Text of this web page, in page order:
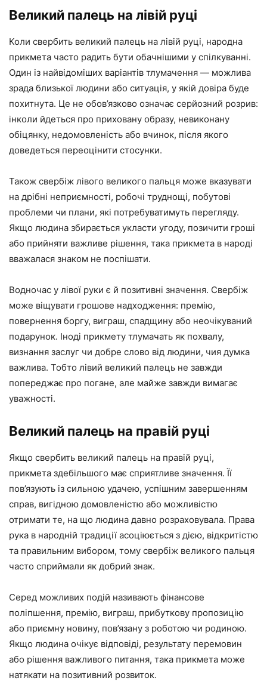
Великий палець на лівій руці
Коли свербить великий палець на лівій руці, народна
прикмета часто радить бути обачнішими у спілкуванні.
Один із найвідоміших варіантів тлумачення — можлива
зрада близької людини або ситуація, у якій довіра буде
похитнута. Це не обов’язково означає серйозний розрив:
інколи йдеться про приховану образу, невиконану
обіцянку, недомовленість або вчинок, після якого
доведеться переоцінити стосунки.
Також свербіж лівого великого пальця може вказувати
на дрібні неприємності, робочі труднощі, побутові
проблеми чи плани, які потребуватимуть перегляду.
Якщо людина збирається укласти угоду, позичити гроші
або прийняти важливе рішення, така прикмета в народі
вважалася знаком не поспішати.
Водночас у лівої руки є й позитивні значення. Свербіж
може віщувати грошове надходження: премію,
повернення боргу, виграш, спадщину або неочікуваний
подарунок. Іноді прикмету тлумачать як похвалу,
визнання заслуг чи добре слово від людини, чия думка
важлива. Тобто лівий великий палець не завжди
попереджає про погане, але майже завжди вимагає
уважності.
Великий палець на правій руці
Якщо свербить великий палець на правій руці,
прикмета здебільшого має сприятливе значення. Її
пов’язують із сильною удачею, успішним завершенням
справ, вигідною домовленістю або можливістю
отримати те, на що людина давно розраховувала. Права
рука в народній традиції асоціюється з дією, відкритістю
та правильним вибором, тому свербіж великого пальця
часто сприймали як добрий знак.
Серед можливих подій називають фінансове
поліпшення, премію, виграш, прибуткову пропозицію
або приємну новину, пов’язану з роботою чи родиною.
Якщо людина очікує відповіді, результату перемовин
або рішення важливого питання, така прикмета може
натякати на позитивний розвиток.